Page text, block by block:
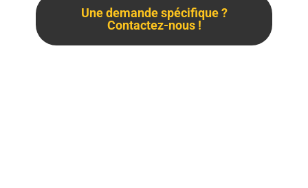
Une demande spécifique ?
Contactez-nous !